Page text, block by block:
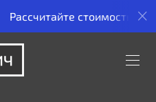
Рассчитайте стоимость